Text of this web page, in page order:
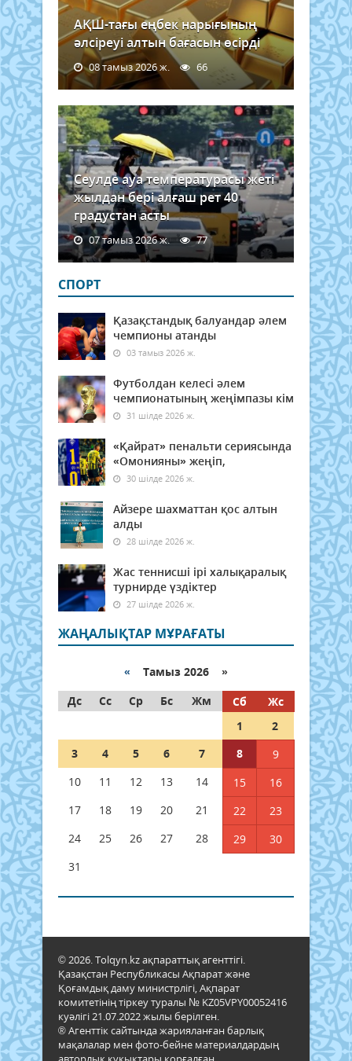
АҚШ-тағы еңбек нарығының
әлсіреуі алтын бағасын өсірді
08 тамыз 2026 ж. 66
Сеулде ауа температурасы жеті
жылдан бері алғаш рет 40
градустан асты
07 тамыз 2026 ж. 77
СПОРТ
Қазақстандық балуандар әлем
чемпионы атанды
03 тамыз 2026 ж.
Футболдан келесі әлем
чемпионатының жеңімпазы кім
31 шілде 2026 ж.
«Қайрат» пенальти сериясында
«Омонияны» жеңіп,
30 шілде 2026 ж.
Айзере шахматтан қос алтын
алды
28 шілде 2026 ж.
Жас теннисші ірі халықаралық
турнирде үздіктер
27 шілде 2026 ж.
ЖАҢАЛЫҚТАР МҰРАҒАТЫ
« Тамыз 2026 »
Дс
Сс Ср Бс Жм Сб
Жс
1
2
3
4 5 6 7 8
9
10
11 12 13 14 15
16
17
18 19 20 21 22
23
24
25 26 27 28 29
30
31
© 2026. Tolqyn.kz ақпараттық агенттігі.
Қазақстан Республикасы Ақпарат және
Қоғамдық даму министрлігі, Ақпарат
комитетінің тіркеу туралы № KZ05VPY00052416
куәлігі 21.07.2022 жылы берілген.
® Агенттік сайтында жарияланған барлық
мақалалар мен фото-бейне материалдардың